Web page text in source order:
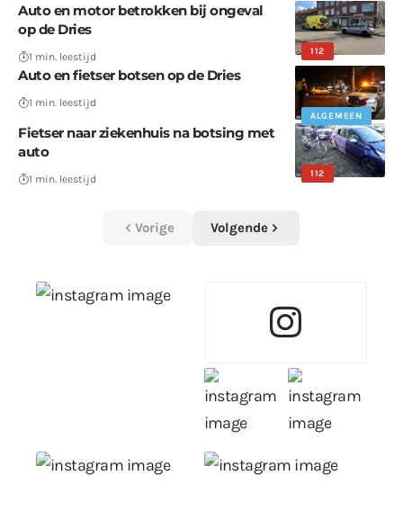
112
Auto en motor betrokken bij ongeval
op de Dries
1 min. leestijd
ALGEMEEN
Auto en fietser botsen op de Dries
1 min. leestijd
112
Fietser naar ziekenhuis na botsing met
auto
1 min. leestijd
Vorige Volgende